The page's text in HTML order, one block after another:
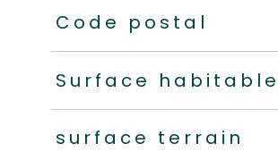
Caractéristiques Valeurs
Code postal
Surface
surface terrain